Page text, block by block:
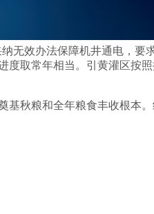
无效办法保障机井通电，
取常年相当。引黄灌区按
秋粮和全年粮食丰收根本。